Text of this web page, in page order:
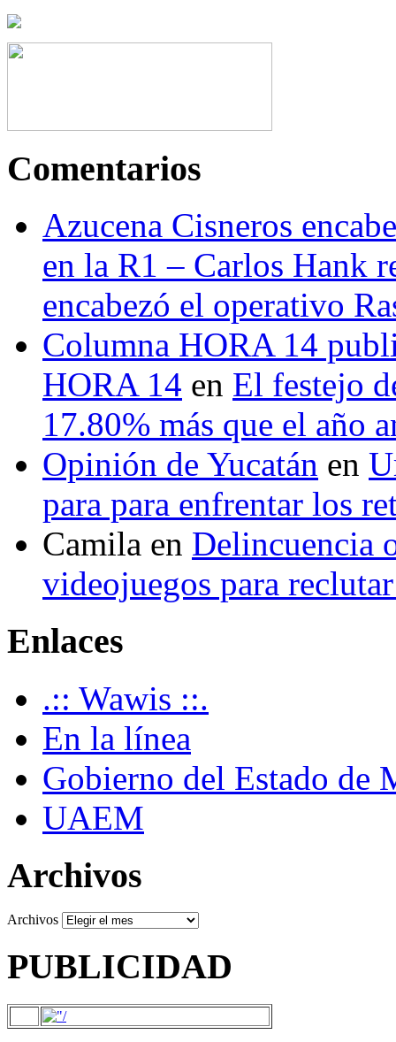
Comentarios
Azucena Cisneros
en la R1 – Carlos Hank
encabezó el operativo
Columna HORA 14
HORA 14 en El festejo
17.80% más que el año
Opinión de Yucatán en
para para enfrentar los
Camila en Delincuencia
videojuegos para
Enlaces
.:: Wawis ::.
En la línea
Gobierno del Estado de
UAEM
Archivos
Archivos
PUBLICIDAD